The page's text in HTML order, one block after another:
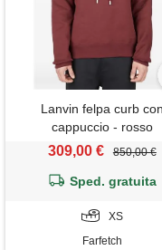
Lanvin felpa curb con
cappuccio - rosso
309,00 € 850,00 €
Sped. gratuita
XS
Farfetch